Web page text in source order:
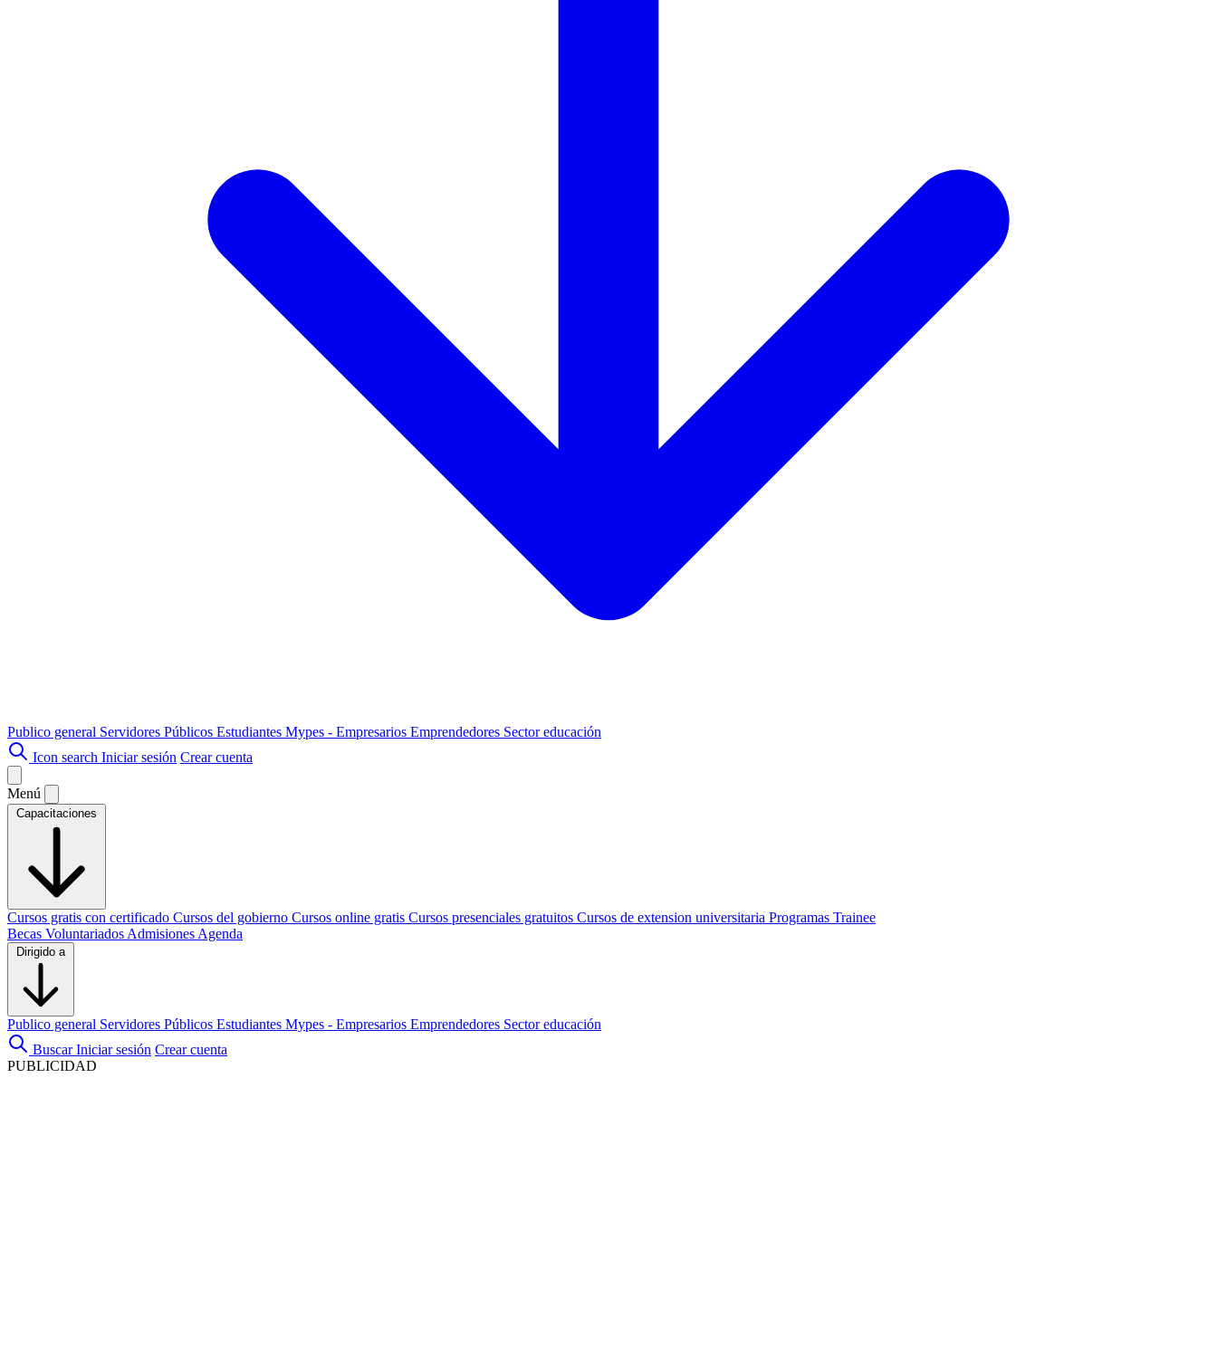
Publico general Servidores Públicos Estudiantes Mypes - Empresarios Emprendedores Sector educación
Icon search Iniciar sesión Crear cuenta
Menú
Capacitaciones
Cursos gratis con certificado Cursos del gobierno Cursos online gratis Cursos presenciales gratuitos Cursos de extension universitaria Programas Trainee
Becas Voluntariados Admisiones Agenda
Dirigido a
Publico general Servidores Públicos Estudiantes Mypes - Empresarios Emprendedores Sector educación
Buscar Iniciar sesión Crear cuenta
PUBLICIDAD